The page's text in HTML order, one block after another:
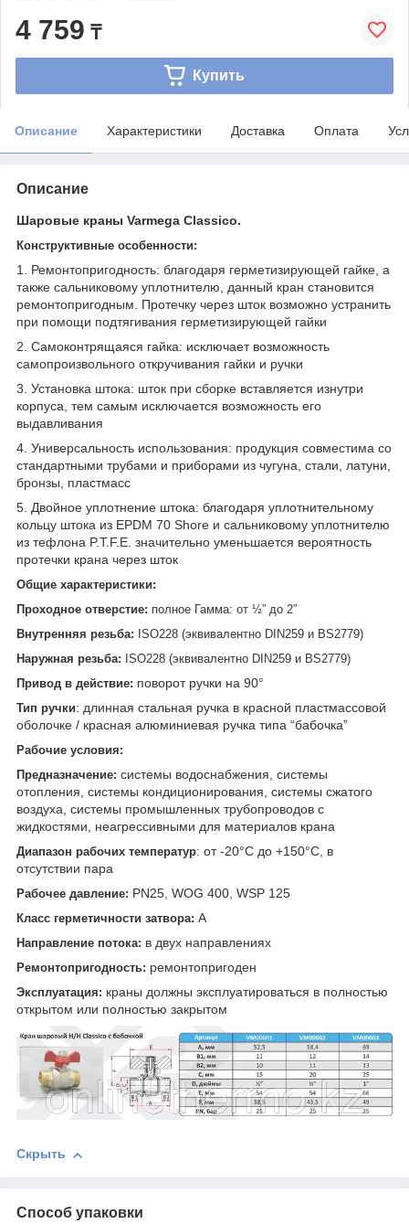
4 759 ₸
Купить
Описание Характеристики Доставка Оплата
Описание
Шаровые краны Varmega Сlassico.
Конструктивные особенности:
1. Ремонтопригодность: благодаря герметизирующей гайке, а
также сальниковому уплотнителю, данный кран становится
ремонтопригодным. Протечку через шток возможно устранить
при помощи подтягивания герметизирующей гайки
2. Самоконтрящаяся гайка: исключает возможность
самопроизвольного откручивания гайки и ручки
3. Установка штока: шток при сборке вставляется изнутри
корпуса, тем самым исключается возможность его
выдавливания
4. Универсальность использования: продукция совместима со
стандартными трубами и приборами из чугуна, стали, латуни,
бронзы, пластмасс
5. Двойное уплотнение штока: благодаря уплотнительному
кольцу штока из EPDM 70 Shore и сальниковому уплотнителю
из тефлона P.T.F.E. значительно уменьшается вероятность
протечки крана через шток
Общие характеристики:
Проходное отверстие: полное Гамма: от ½” до 2”
Внутренняя резьба: ISO228 (эквивалентно DIN259 и BS2779)
Наружная резьба: ISO228 (эквивалентно DIN259 и BS2779)
Привод в действие: поворот ручки на 90°
Тип ручки: длинная стальная ручка в красной пластмассовой
оболочке / красная алюминиевая ручка типа “бабочка”
Рабочие условия:
Предназначение: системы водоснабжения, системы
отопления, системы кондиционирования, системы сжатого
воздуха, системы промышленных трубопроводов с
жидкостями, неагрессивными для материалов крана
Диапазон рабочих температур: от -20°С до +150°С, в
отсутствии пара
Рабочее давление: PN25, WOG 400, WSP 125
Класс герметичности затвора: А
Направление потока: в двух направлениях
Ремонтопригодность: ремонтопригоден
Эксплуатация: краны должны эксплуатироваться в полностью
открытом или полностью закрытом
Скрыть
Способ упаковки